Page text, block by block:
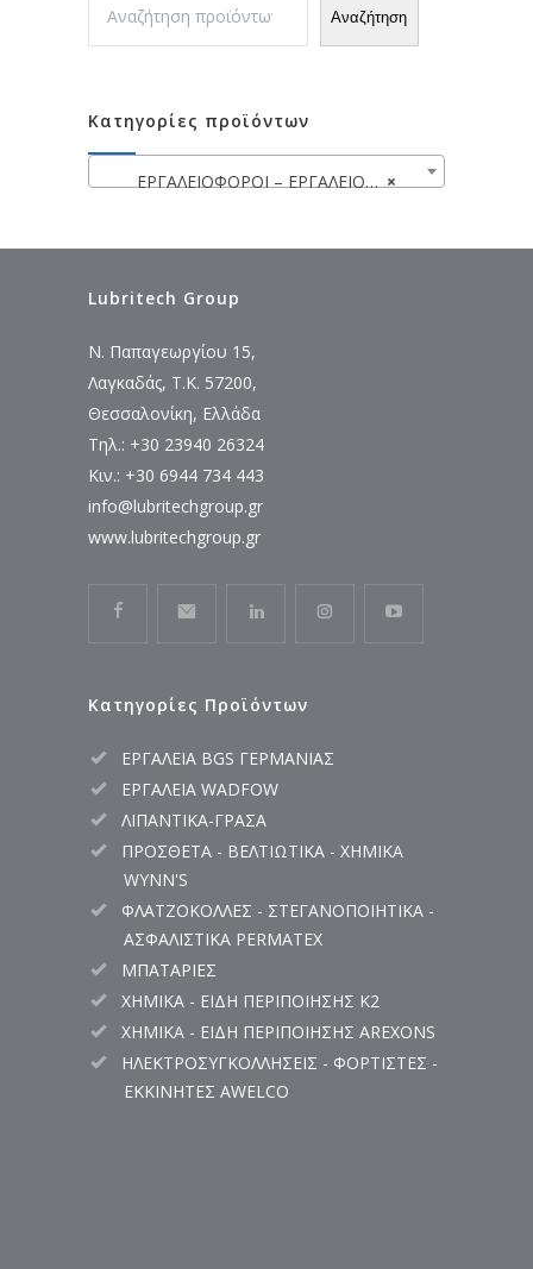
Αναζήτηση
Κατηγορίες προϊόντων
×
ΕΡΓΑΛΕΙΟΦΟΡΟΙ – ΕΡΓΑΛΕΙΟΘΗΚΕΣ
Lubritech Group
Ν. Παπαγεωργίου 15,
Λαγκαδάς, Τ.Κ. 57200,
Θεσσαλονίκη, Ελλάδα
Τηλ.: +30 23940 26324
Κιν.: +30 6944 734 443
info@lubritechgroup.gr
www.lubritechgroup.gr
Κατηγορίες Προϊόντων
ΕΡΓΑΛΕΙΑ BGS ΓΕΡΜΑΝΙΑΣ
ΕΡΓΑΛΕΙΑ WADFOW
ΛΙΠΑΝΤΙΚΑ-ΓΡΑΣΑ
ΠΡΟΣΘΕΤΑ - ΒΕΛΤΙΩΤΙΚΑ - ΧΗΜΙΚΑ
WYNN'S
ΦΛΑΤΖΟΚΟΛΛΕΣ - ΣΤΕΓΑΝΟΠΟΙΗΤΙΚΑ -
ΑΣΦΑΛΙΣΤΙΚΑ PERMATEX
ΜΠΑΤΑΡΙΕΣ
ΧΗΜΙΚΑ - ΕΙΔΗ ΠΕΡΙΠΟΙΗΣΗΣ K2
ΧΗΜΙΚΑ - ΕΙΔΗ ΠΕΡΙΠΟΙΗΣΗΣ AREXONS
ΗΛΕΚΤΡΟΣΥΓΚΟΛΛΗΣΕΙΣ - ΦΟΡΤΙΣΤΕΣ -
ΕΚΚΙΝΗΤΕΣ AWELCO